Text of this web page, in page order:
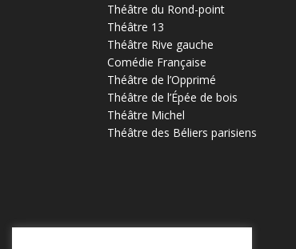
Théâtre du Rond-point
Théâtre 13
Théâtre Rive gauche
Comédie Française
Théâtre de l’Opprimé
Théâtre de l’Épée de bois
Théâtre Michel
Théâtre des Béliers parisiens